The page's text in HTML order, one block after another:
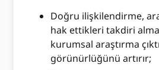
Doğru ilişkilendirme,
hak ettikleri takdiri
kurumsal araştırma
görünürlüğünü artırır;